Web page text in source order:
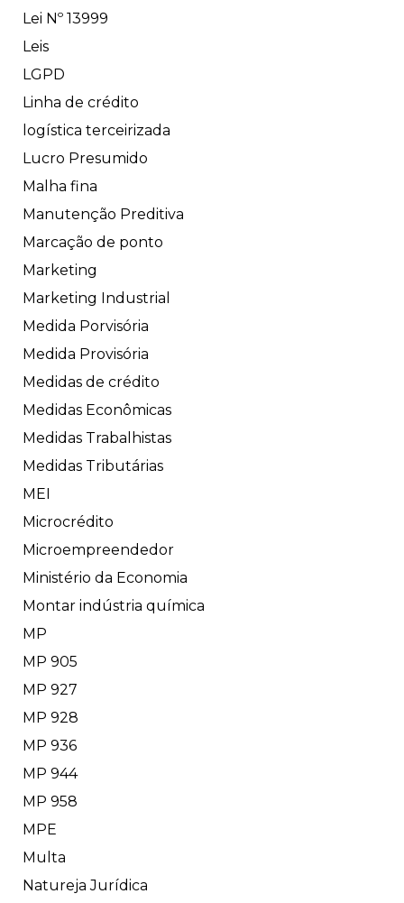
Lei Nº 13999
Leis
LGPD
Linha de crédito
logística terceirizada
Lucro Presumido
Malha fina
Manutenção Preditiva
Marcação de ponto
Marketing
Marketing Industrial
Medida Porvisória
Medida Provisória
Medidas de crédito
Medidas Econômicas
Medidas Trabalhistas
Medidas Tributárias
MEI
Microcrédito
Microempreendedor
Ministério da Economia
Montar indústria química
MP
MP 905
MP 927
MP 928
MP 936
MP 944
MP 958
MPE
Multa
Natureja Jurídica